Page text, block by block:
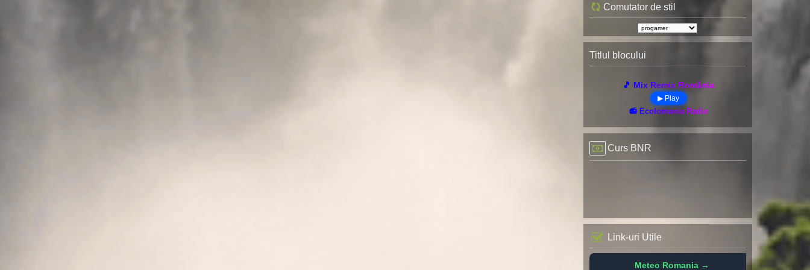
Comutator de stil
Titlul blocului
🎵 Mix Remix România
▶ Play
📻 Ecolomania Radio
Curs BNR
Link-uri Utile
Meteo Romania →